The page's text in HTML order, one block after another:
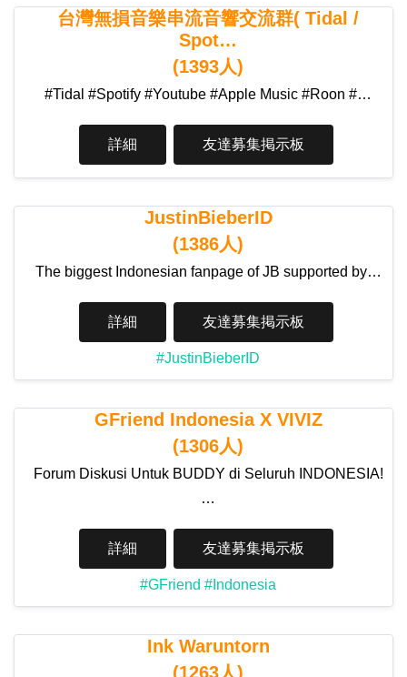
台灣無損音樂串流音響交流群( Tidal /
Spot…
(1393人)
#Tidal #Spotify #Youtube #Apple Music #Roon #…
詳細 友達募集掲示板
JustinBieberID
(1386人)
The biggest Indonesian fanpage of JB supported by…
詳細 友達募集掲示板
#JustinBieberID
GFriend Indonesia X VIVIZ
(1306人)
Forum Diskusi Untuk BUDDY di Seluruh INDONESIA!
…
詳細 友達募集掲示板
#GFriend #Indonesia
Ink Waruntorn
(1263人)